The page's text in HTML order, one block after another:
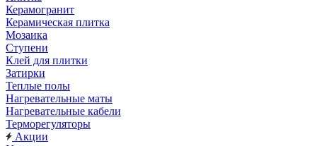
Керамогранит
Керамическая плитка
Мозаика
Ступени
Клей для плитки
Затирки
Теплые полы
Нагревательные маты
Нагревательные кабели
Терморегуляторы
Акции